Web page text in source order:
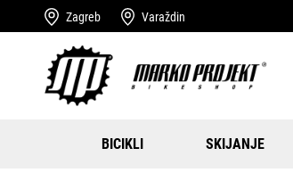
Zagreb Varaždin
BICIKLI SKIJANJE